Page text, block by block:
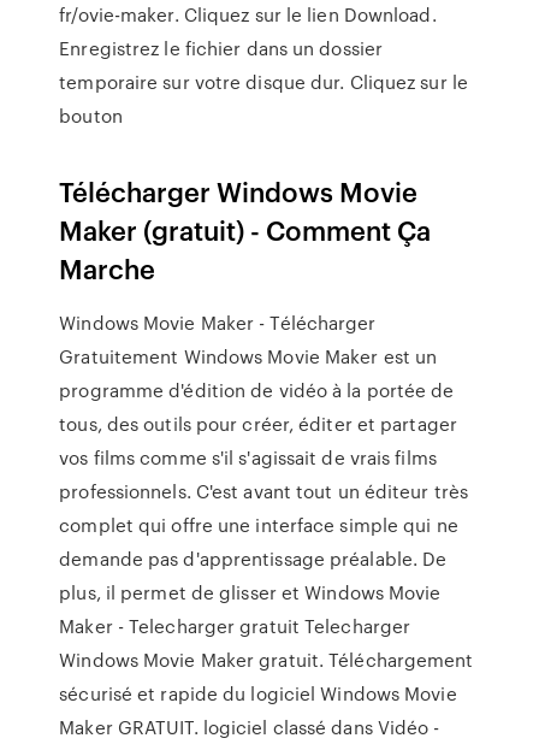
fr/ovie-maker. Cliquez sur le lien Download.
Enregistrez le fichier dans un dossier
temporaire sur votre disque dur. Cliquez sur le
bouton
Télécharger Windows Movie
Maker (gratuit) - Comment Ça
Marche
Windows Movie Maker - Télécharger
Gratuitement Windows Movie Maker est un
programme d'édition de vidéo à la portée de
tous, des outils pour créer, éditer et partager
vos films comme s'il s'agissait de vrais films
professionnels. C'est avant tout un éditeur très
complet qui offre une interface simple qui ne
demande pas d'apprentissage préalable. De
plus, il permet de glisser et Windows Movie
Maker - Telecharger gratuit Telecharger
Windows Movie Maker gratuit. Téléchargement
sécurisé et rapide du logiciel Windows Movie
Maker GRATUIT. logiciel classé dans Vidéo -